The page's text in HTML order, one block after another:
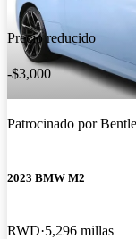
Precio reducido
-$3,000
Patrocinado por
2023 BMW M2
RWD 5,296 millas